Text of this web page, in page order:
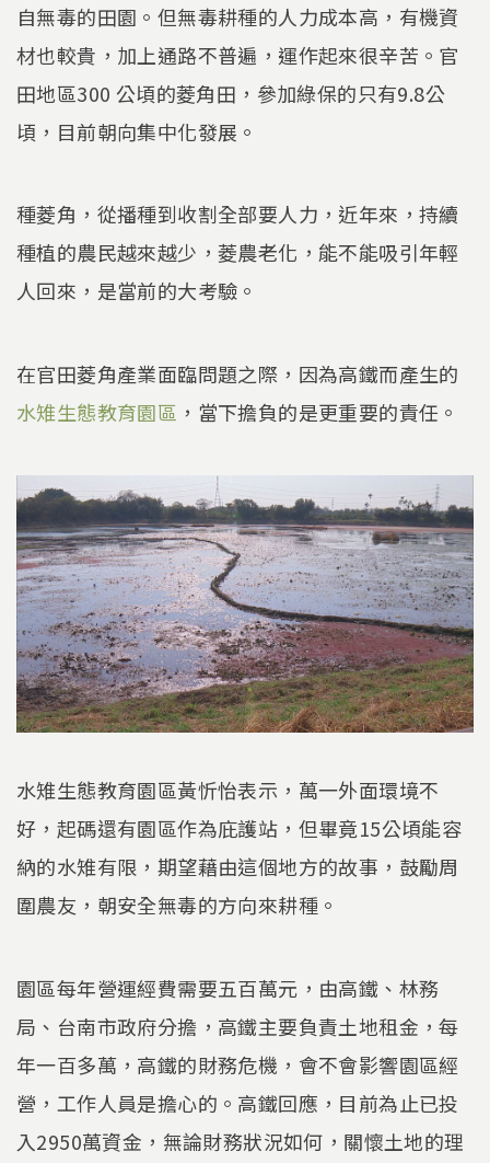
自無毒的田園。但無毒耕種的人力成本高，有機資
材也較貴，加上通路不普遍，運作起來很辛苦。官
田地區300 公頃的菱角田，參加綠保的只有9.8公
頃，目前朝向集中化發展。
種菱角，從播種到收割全部要人力，近年來，持續
種植的農民越來越少，菱農老化，能不能吸引年輕
人回來，是當前的大考驗。
在官田菱角產業面臨問題之際，因為高鐵而產生的
水雉生態教育園區 ，當下擔負的是更重要的責任。
水雉生態教育園區黃忻怡表示，萬一外面環境不
好，起碼還有園區作為庇護站，但畢竟15公頃能容
納的水雉有限，期望藉由這個地方的故事，鼓勵周
圍農友，朝安全無毒的方向來耕種。
園區每年營運經費需要五百萬元，由高鐵、林務
局、台南市政府分擔，高鐵主要負責土地租金，每
年一百多萬，高鐵的財務危機，會不會影響園區經
營，工作人員是擔心的。高鐵回應，目前為止已投
入2950萬資金，無論財務狀況如何，關懷土地的理